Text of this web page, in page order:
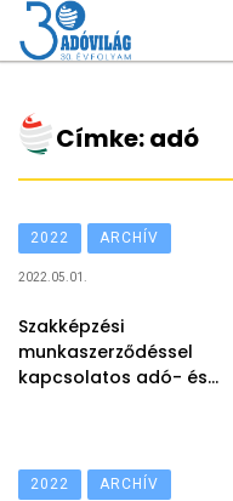
Címke: adó
2022 ARCHÍV
2022.05.01.
Szakképzési
munkaszerződéssel
kapcsolatos adó- és
2022 ARCHÍV